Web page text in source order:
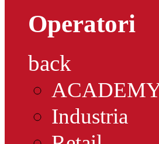
Operatori
back
Industria